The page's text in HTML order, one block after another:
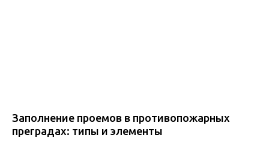
Заполнение проемов в противопожарных
преградах: типы и элементы